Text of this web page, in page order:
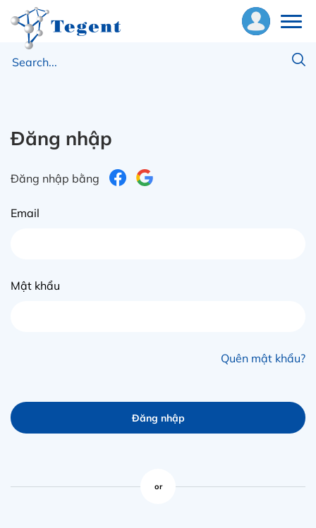
Đăng nhập
Đăng nhập bằng
Email
Mật khẩu
Quên mật khẩu?
Đăng nhập
or